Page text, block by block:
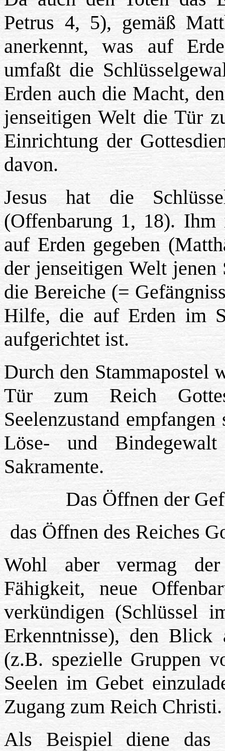
Petrus 4, 5), gemäß
anerkennt, was auf
umfaßt die
Erden auch die Macht,
jenseitigen Welt die Tür
Einrichtung der
davon.
Jesus hat die
(Offenbarung 1, 18).
auf Erden gegeben
der jenseitigen Welt
die Bereiche (=
Hilfe, die auf Erden im
aufgerichtet ist.
Durch den Stammapostel
Tür zum Reich
Seelenzustand
Löse- und
Sakramente.
Das Öffnen der
das Öffnen des Reiches
Wohl aber vermag der
Fähigkeit, neue
verkündigen (Schlüssel
Erkenntnisse), den Blick
(z.B. spezielle Gruppen
Seelen im Gebet
Zugang zum Reich Christi.
Als Beispiel diene das